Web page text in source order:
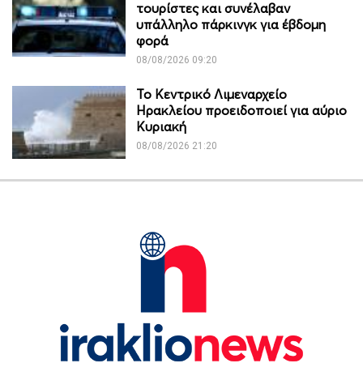
τουρίστες και συνέλαβαν
υπάλληλο πάρκινγκ για έβδομη
φορά
08/08/2026 09:20
Το Κεντρικό Λιμεναρχείο
Ηρακλείου προειδοποιεί για αύριο
Κυριακή
08/08/2026 21:20